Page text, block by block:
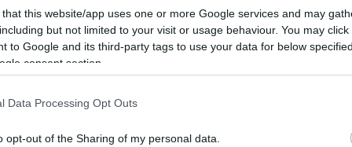
that this website/app uses one or more Google services and may
but not limited to your visit or usage behaviour. You may
to Google and its third-party tags to use your data for below
consent section.
Data Processing Opt Outs
opt-out of the Sharing of my personal data.
για μεταναστευτικό, ευρωπαϊκή
protothema.gr στο Google Newsκαι μάθετε πρώτοι